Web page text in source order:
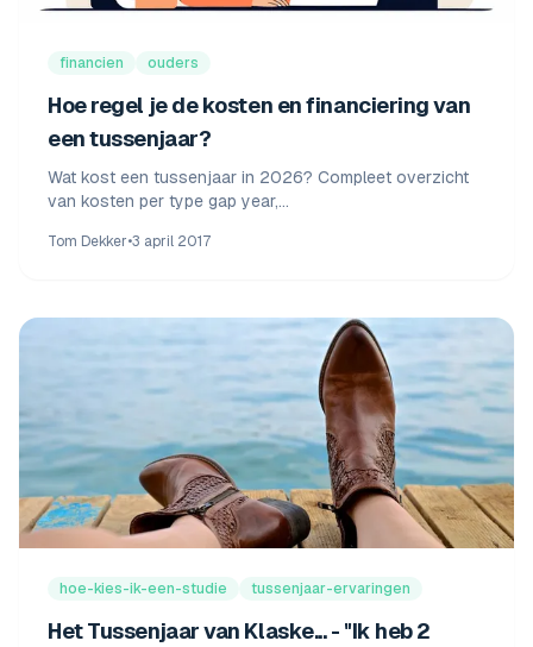
financien ouders
Hoe regel je de kosten en financiering van
een tussenjaar?
Wat kost een tussenjaar in 2026? Compleet overzicht
van kosten per type gap year,
en 3 concrete budgetvoorbeelden.
Tom Dekker•3 april 2017
hoe-kies-ik-een-studie tussenjaar-ervaringen
Het Tussenjaar van Klaske... - "Ik heb 2